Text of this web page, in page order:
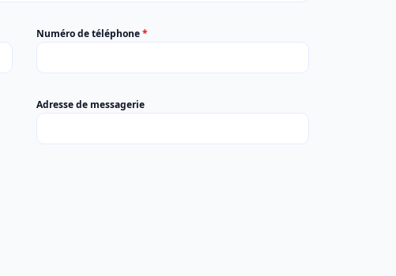
Numéro de téléphone*
Adresse de messagerie